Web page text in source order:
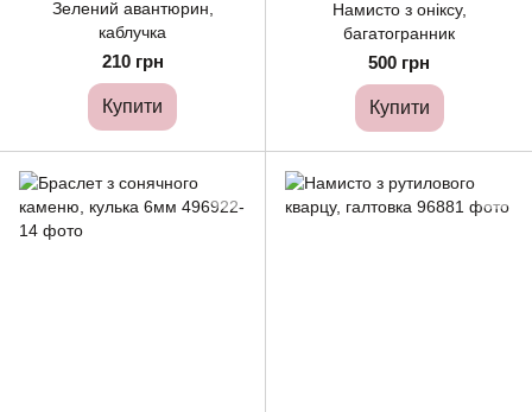
Зелений авантюрин,
каблучка
210 грн
Купити
Намисто з оніксу,
багатогранник
500 грн
Купити